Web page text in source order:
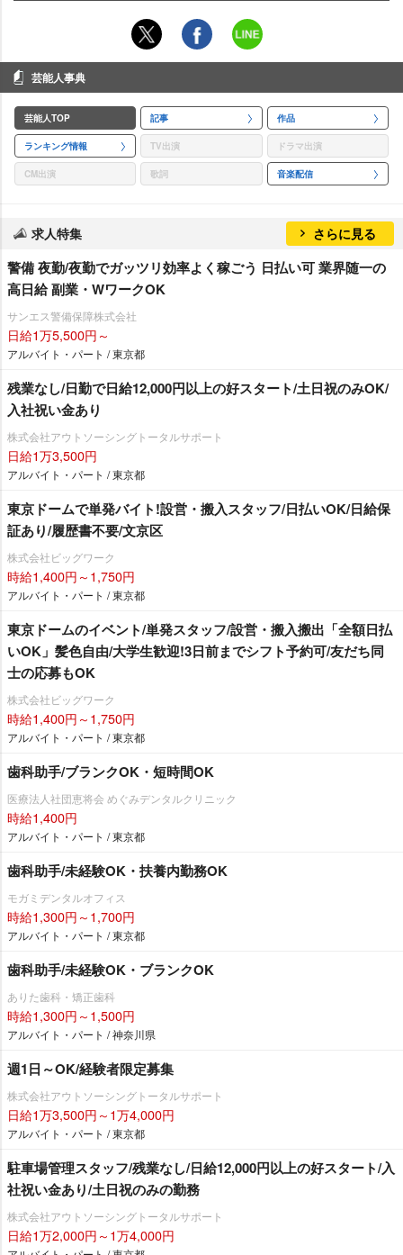
芸能人事典
芸能人TOP 記事 作品
ランキング情報 TV出演 ドラマ出演
CM出演 歌詞 音楽配信
求人特集 さらに見る
警備 夜勤/夜勤でガッツリ効率よく稼ごう 日払い可 業界随一の
高日給 副業・WワークOK
サンエス警備保障株式会社
日給1万5,500円～
アルバイト・パート / 東京都
残業なし/日勤で日給12,000円以上の好スタート/土日祝のみOK/
入社祝い金あり
株式会社アウトソーシングトータルサポート
日給1万3,500円
アルバイト・パート / 東京都
東京ドームで単発バイト!設営・搬入スタッフ/日払いOK/日給保
証あり/履歴書不要/文京区
株式会社ビッグワーク
時給1,400円～1,750円
アルバイト・パート / 東京都
東京ドームのイベント/単発スタッフ/設営・搬入搬出「全額日払
いOK」髪色自由/大学生歓迎!3日前までシフト予約可/友だち同
士の応募もOK
株式会社ビッグワーク
時給1,400円～1,750円
アルバイト・パート / 東京都
歯科助手/ブランクOK・短時間OK
医療法人社団恵将会 めぐみデンタルクリニック
時給1,400円
アルバイト・パート / 東京都
歯科助手/未経験OK・扶養内勤務OK
モガミデンタルオフィス
時給1,300円～1,700円
アルバイト・パート / 東京都
歯科助手/未経験OK・ブランクOK
ありた歯科・矯正歯科
時給1,300円～1,500円
アルバイト・パート / 神奈川県
週1日～OK/経験者限定募集
株式会社アウトソーシングトータルサポート
日給1万3,500円～1万4,000円
アルバイト・パート / 東京都
駐車場管理スタッフ/残業なし/日給12,000円以上の好スタート/入
社祝い金あり/土日祝のみの勤務
株式会社アウトソーシングトータルサポート
日給1万2,000円～1万4,000円